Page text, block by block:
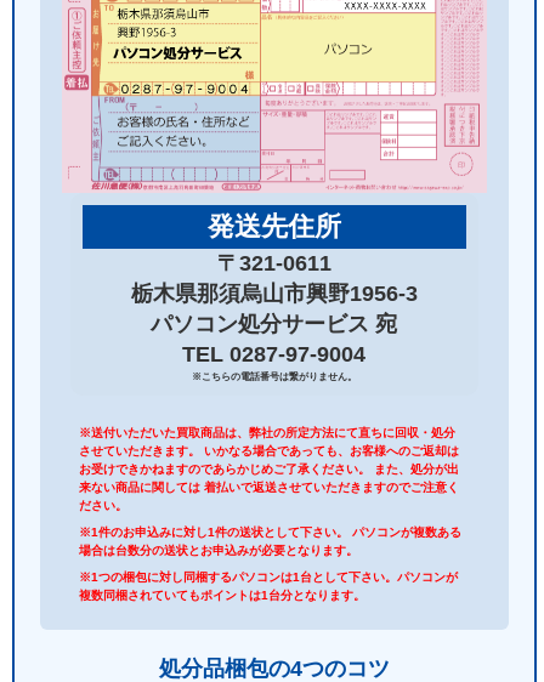
発送先住所
〒321-0611
栃木県那須烏山市興野1956-3
パソコン処分サービス 宛
TEL 0287-97-9004
※こちらの電話番号は繋がりません。
※送付いただいた買取商品は、弊社の所定方法にて直ちに回収・処分
させていただきます。 いかなる場合であっても、お客様へのご返却は
お受けできかねますのであらかじめご了承ください。 また、処分が出
来ない商品に関しては 着払いで返送させていただきますのでご注意く
ださい。
※1件のお申込みに対し1件の送状として下さい。 パソコンが複数ある
場合は台数分の送状とお申込みが必要となります。
※1つの梱包に対し同梱するパソコンは1台として下さい。パソコンが
複数同梱されていてもポイントは1台分となります。
処分品梱包の4つのコツ